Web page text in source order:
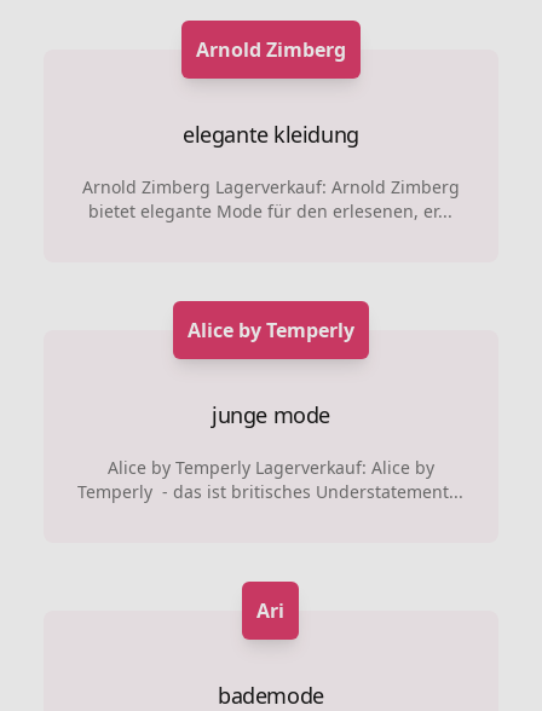
Arnold Zimberg
elegante kleidung
Arnold Zimberg Lagerverkauf: Arnold Zimberg
bietet elegante Mode für den erlesenen, er...
Alice by Temperly
junge mode
Alice by Temperly Lagerverkauf: Alice by
Temperly - das ist britisches Understatement...
Ari
bademode